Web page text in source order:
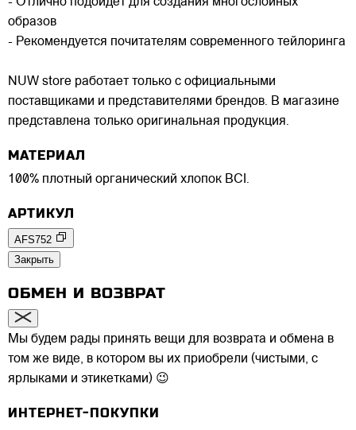
образов
- Рекомендуется почитателям современного тейлоринга
NUW store работает только с официальными
поставщиками и представителями брендов. В магазине
представлена только оригинальная продукция.
МАТЕРИАЛ
100% плотный органический хлопок BCI.
АРТИКУЛ
AFS752
Закрыть
ОБМЕН И ВОЗВРАТ
Мы будем рады принять вещи для возврата и обмена в
том же виде, в котором вы их приобрели (чистыми, с
ярлыками и этикетками) 😉
ИНТЕРНЕТ-ПОКУПКИ